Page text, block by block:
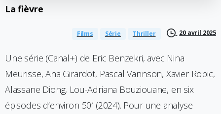
La fièvre
Films Série Thriller 20 avril 2025
Une série (Canal+) de Eric Benzekri, avec Nina
Meurisse, Ana Girardot, Pascal Vannson, Xavier Robic,
Alassane Diong, Lou-Adriana Bouziouane, en six
épisodes d’environ 50′ (2024). Pour une analyse